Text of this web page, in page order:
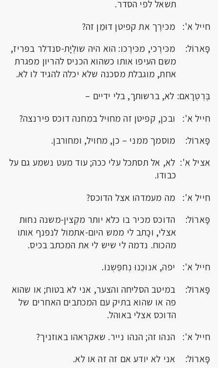
תשאל לפי הסדר.
חייל א': מכּירֶך את קפיטן דוּמֵן זה?
פָּארוֹל: מכּירֶכי, מכּירֶכו: הוא היה שולְיָת-סנדלר בפּריז,
משם העיפו אותו כשהוא הכניס להריון מפגרת
אחת, מוגבלת מסכנה שלא יכלה להגיד לו לא.
בֶּרְטְרָאם: לא, ברשותך, בלי ידיים –
חייל א': ובכן, קפיטן זה מחוּיל במחנה דוכס פירנצה?
פָּארוֹל: מוסמך ממני – כן, מחויל, ומחורבן.
אציל א': לא, אל תסתכל עלי ככה; עוד מעט נשמע גם על
כבודו.
חייל א': מה מעמדהו אצל הדוכס?
פָּארוֹל: הדוכס מכיר בו כלא יותר מקְצין-משנה נחוּת
אצלי, וכָתב לי ממש היום-אתמול לנפנף אותו
מהכוח. נדמה לי שיש לי את המכתב בכיס.
חייל א': יפה, אנוכֵנוּ נְחפֵּשְנוֹ.
פָּארוֹל: במיטב הסליחה והצער, אני לא בטוח; או שהוא
פה או שהוא בתיק עם המכתבים האחרים של
הדוכס אצלי באוהל.
חייל א': הנהו זה; הנהו נייר. שאקראהו באוזניך?
פָּארוֹל: אני לא יודע אם זה זה או לא.